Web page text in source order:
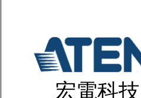
宏電科技